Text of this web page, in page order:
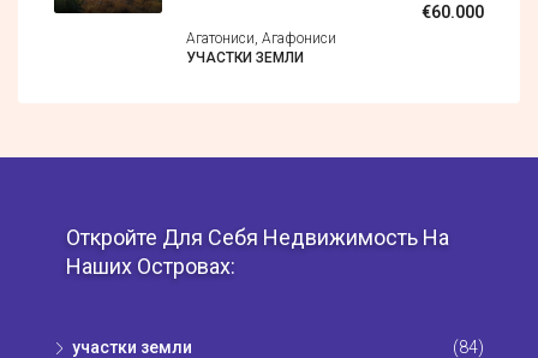
€60.000
Агатониси, Агафониси
УЧАСТКИ ЗЕМЛИ
Откройте Для Себя Недвижимость На
Наших Островах:
участки земли (84)